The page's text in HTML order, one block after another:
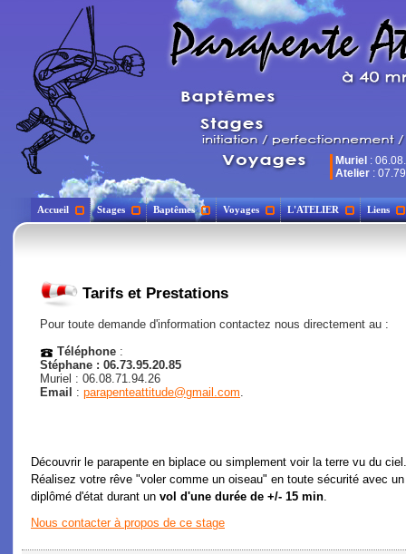
Muriel :
Atelier :
Accueil Stages Baptêmes Voyages L'ATELIER Liens
Tarifs et Prestations
Pour toute demande d'information contactez nous directement au :
Téléphone :
Stéphane : 06.73.95.20.85
Muriel : 06.08.71.94.26
Email
: parapenteattitude@gmail.com.
Découvrir le parapente en biplace ou simplement voir la terre vu du
Réalisez votre rêve "voler comme un oiseau" en toute sécurité avec
diplômé d'état durant un vol d'une durée de +/- 15 min.
Nous contacter à propos de ce stage